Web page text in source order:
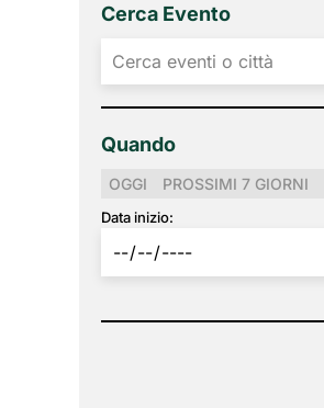
Cerca Evento
Quando
OGGI PROSSIMI 7 GIORNI
Data inizio: